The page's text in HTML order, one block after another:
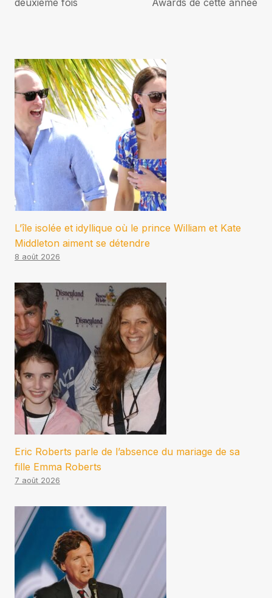
deuxième fois Awards de cette année
L’île isolée et idyllique où le prince William et Kate
Middleton aiment se détendre
8 août 2026
Eric Roberts parle de l’absence du mariage de sa
fille Emma Roberts
7 août 2026